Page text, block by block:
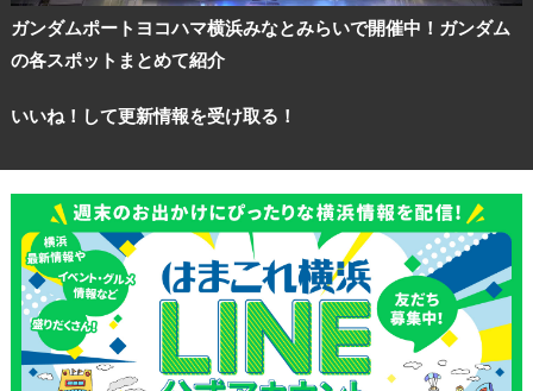
ガンダムポートヨコハマ横浜みなとみらいで開催中！ガンダム
の各スポットまとめて紹介
いいね！して更新情報を受け取る！